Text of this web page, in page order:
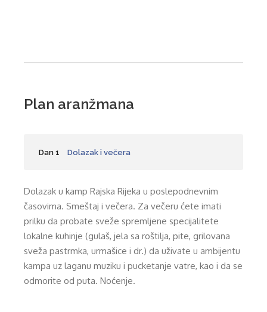
Plan aranžmana
Dan 1 Dolazak i večera
Dolazak u kamp Rajska Rijeka u poslepodnevnim
časovima. Smeštaj i večera. Za večeru ćete imati
prilku da probate sveže spremljene specijalitete
lokalne kuhinje (gulaš, jela sa roštilja, pite, grilovana
sveža pastrmka, urmašice i dr.) da uživate u ambijentu
kampa uz laganu muziku i pucketanje vatre, kao i da se
odmorite od puta. Noćenje.